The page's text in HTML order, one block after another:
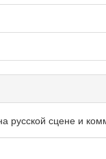
русской сцене и